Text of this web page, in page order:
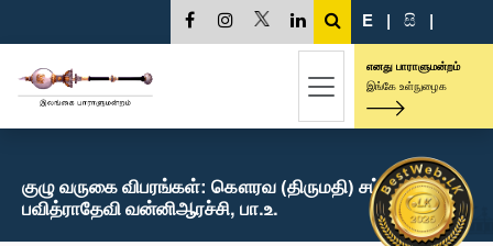
E | සි |
எனது பாராளுமன்றம்
இங்கே உள்நுழைக
குழு வருகை விபரங்கள்: கௌரவ (திருமதி) சட்டத்தரணி
பவித்ராதேவி வன்னிஆரச்சி, பா.உ.